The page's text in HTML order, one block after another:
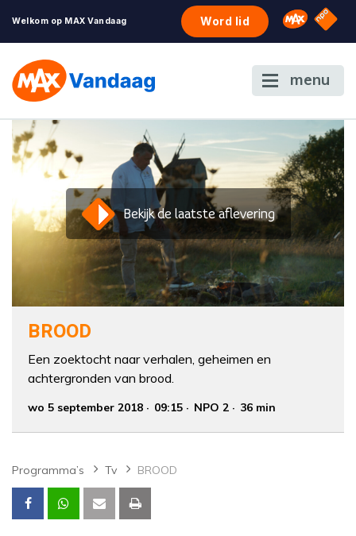
Welkom op MAX Vandaag Word lid Omroep
NPO
menu
Bekijk de laatste aflevering
BROOD
Een zoektocht naar verhalen, geheimen en
achtergronden van brood.
wo 5 september 2018 09:15 NPO 2 36 min
Programma’s Tv BROOD